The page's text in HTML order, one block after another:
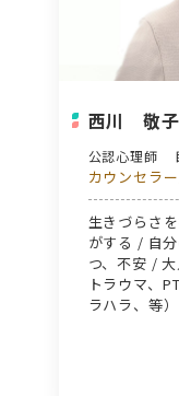
西川 敬子
公認心理師
カウンセラ
生きづらさ
がする / 自
つ、不安 /
トラウマ、
ラハラ、等）